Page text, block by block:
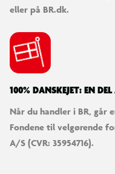
eller på BR.dk.
100% DANSKEJET: EN
Når du handler i BR, går
Fondene til velgørende
A/S (CVR: 35954716).